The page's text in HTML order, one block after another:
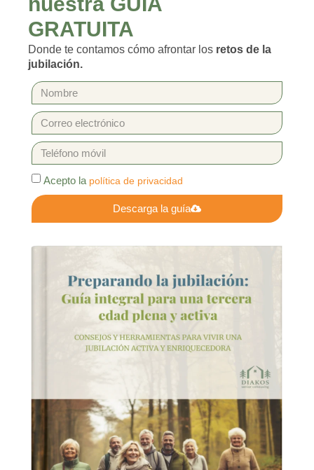
GRATUITA
Donde te contamos cómo afrontar los retos de la
jubilación.
Acepto la política de privacidad
Descarga la guía